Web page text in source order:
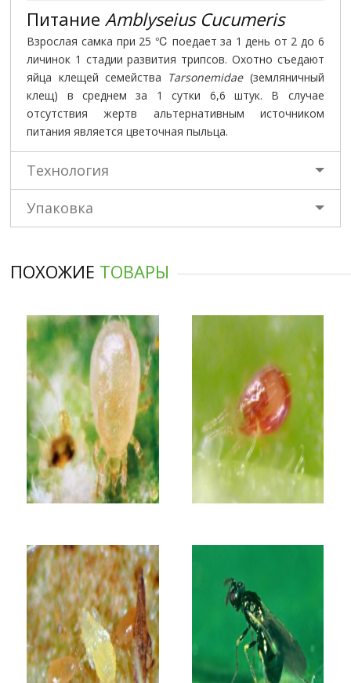
ПитаниеAmblyseius Cucumeris
Взрослая самка при 25 ℃ поедает за 1 день от 2 до 6
личинок 1 стадии развития трипсов. Охотно съедают
яйца клещей семейства Tarsonemidae(земляничный
клещ) в среднем за 1 сутки 6,6 штук. В случае
отсутствия жертв альтернативным источником
питания является цветочная пыльца.
Технология
Упаковка
ПОХОЖИЕ ТОВАРЫ